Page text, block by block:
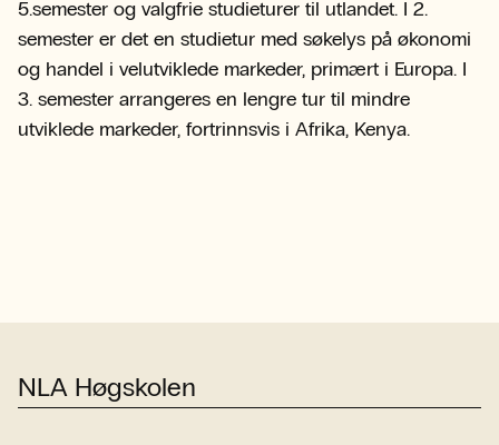
5.semester og valgfrie studieturer til utlandet. I 2.
semester er det en studietur med søkelys på økonomi
og handel i velutviklede markeder, primært i Europa. I
3. semester arrangeres en lengre tur til mindre
utviklede markeder, fortrinnsvis i Afrika, Kenya.
NLA Høgskolen